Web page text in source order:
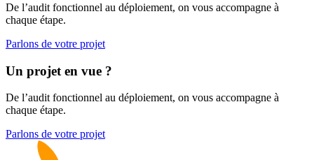
De l’audit fonctionnel au déploiement, on vous accompagne à
chaque étape.
Parlons de votre projet
Un projet en vue ?
De l’audit fonctionnel au déploiement, on vous accompagne à
chaque étape.
Parlons de votre projet